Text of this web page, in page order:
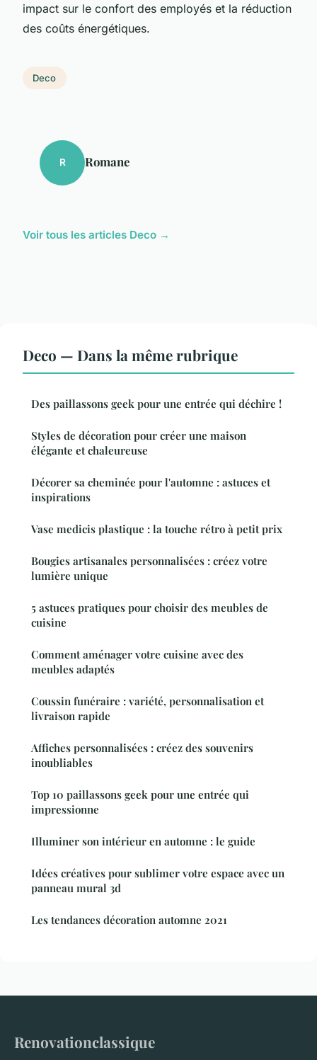
impact sur le confort des employés et la réduction
des coûts énergétiques.
Deco
R Romane
Voir tous les articles Deco →
Deco — Dans la même rubrique
Des paillassons geek pour une entrée qui déchire !
Styles de décoration pour créer une maison
élégante et chaleureuse
Décorer sa cheminée pour l'automne : astuces et
inspirations
Vase medicis plastique : la touche rétro à petit prix
Bougies artisanales personnalisées : créez votre
lumière unique
5 astuces pratiques pour choisir des meubles de
cuisine
Comment aménager votre cuisine avec des
meubles adaptés
Coussin funéraire : variété, personnalisation et
livraison rapide
Affiches personnalisées : créez des souvenirs
inoubliables
Top 10 paillassons geek pour une entrée qui
impressionne
Illuminer son intérieur en automne : le guide
Idées créatives pour sublimer votre espace avec un
panneau mural 3d
Les tendances décoration automne 2021
Renovationclassique